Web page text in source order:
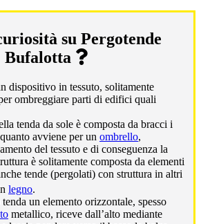
su Pergotende
Bufalotta
dispositivo in tessuto, solitamente
ombreggiare parti di edifici quali
tenda da sole è composta da bracci i
avviene per un ombrello,
del tessuto e di conseguenza la
è solitamente composta da elementi
tende (pergolati) con struttura in altri
legno.
un elemento orizzontale, spesso
metallico, riceve dall’alto mediante